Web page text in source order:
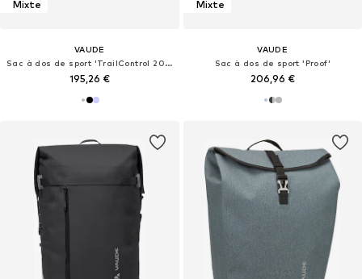
Mixte
VAUDE
Sac à dos de sport 'TrailControl 20+'
195,26 €
Mixte
VAUDE
Sac à dos de sport 'Proof'
206,96 €